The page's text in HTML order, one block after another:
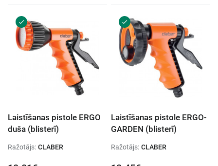
Laistīšanas pistole ERGO
duša (blisterī)
Ražotājs: CLABER
Laistīšanas pistole ERGO-
GARDEN (blisterī)
Ražotājs: CLABER